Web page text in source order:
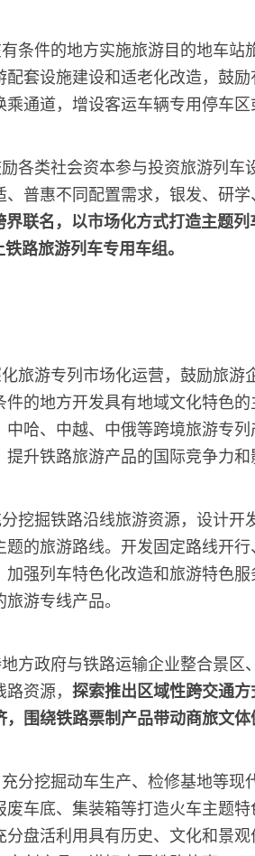
件的地方实施旅游目的地车站
套设施建设和适老化改造，鼓
通道，增设客运车辆专用停车区
类社会资本参与投资旅游列车
普惠不同配置需求，银发、研
联名，以市场化方式打造主题列
路旅游列车专用车组。
游专列市场化运营，鼓励旅游
的地方开发具有地域文化特色
哈、中越、中俄等跨境旅游专
升铁路旅游产品的国际竞争力和
掘铁路沿线旅游资源，设计开
的旅游路线。开发固定路线开
强列车特色化改造和旅游特色
游专线产品。
方政府与铁路运输企业整合景区
资源， 探索推出区域性跨交通方
围绕铁路票制产品带动商旅文体
挖掘动车生产、检修基地等现
车底、集装箱等打造火车主题特
盘活利用具有历史、文化和景观